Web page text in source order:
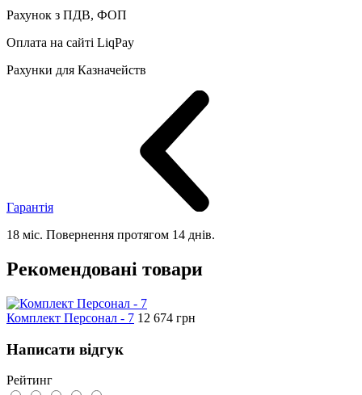
Рахунок з ПДВ, ФОП
Оплата на сайті LiqPay
Рахунки для Казначейств
Гарантія
18 міс. Повернення протягом 14 днів.
Рекомендовані товари
Комплект Персонал - 7 12 674 грн
Написати відгук
Рейтинг